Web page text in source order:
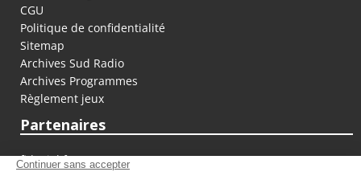
CGU
Politique de confidentialité
Sitemap
Archives Sud Radio
Archives Programmes
Règlement jeux
Partenaires
fiducial.fr